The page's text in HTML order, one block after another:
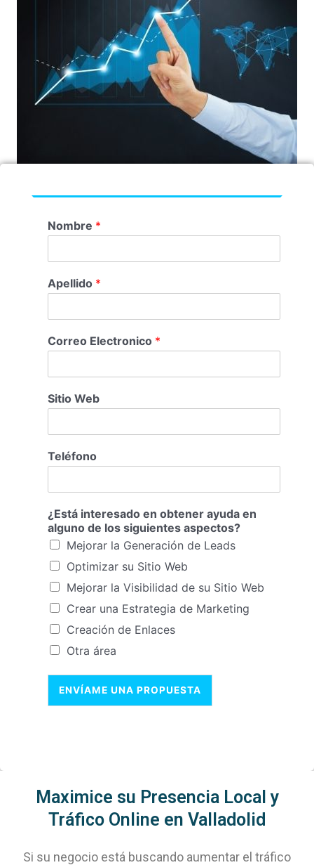
Nombre *
Apellido *
Correo Electronico *
Sitio Web
Teléfono
¿Está interesado en obtener ayuda en
alguno de los siguientes aspectos?
Mejorar la Generación de Leads
Optimizar su Sitio Web
Mejorar la Visibilidad de su Sitio Web
Crear una Estrategia de Marketing
Creación de Enlaces
Otra área
ENVÍAME UNA PROPUESTA
Maximice su Presencia Local y
Tráfico Online en Valladolid
Si su negocio está buscando aumentar el tráfico